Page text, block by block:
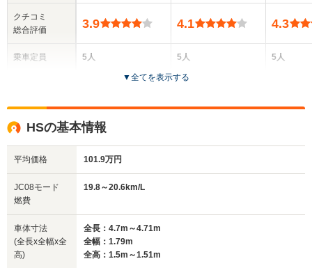
クチコミ
総合評価
乗車定員
サイズ
(全長x全幅x全高)
3.9
5人
全高
1.49m～1.5m
全幅
1.77m
4.1
5人
4ドア
4.3
5人
▼全てを表示する
HSの基本情報
平均価格 101.9万円
JC08モード
燃費
19.8～20.6km/L
車体寸法
(全長x全幅x全
高)
全長：4.7m～4.71m
全幅：1.79m
全高：1.5m～1.51m